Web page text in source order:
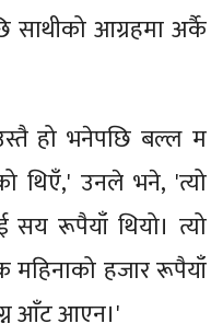
आग्रहमा अर्कै
हो भनेपछि बल्ल म
थिएँ,' उनले भने, 'त्यो
रूपैयाँ थियो। त्यो
महिनाको हजार रूपैयाँ
आँट आएन।'